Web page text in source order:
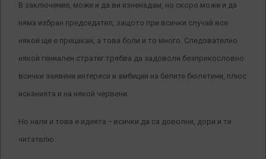
В заключение, може и да ви изненадам, но скоро може и да
няма избран председател, защото при всички случай все
някой ще е прецакан, а това боли и то много. Следователно
някой гениален стратег трябва да задоволи безприкословно
всички заявени интереси и амбиции на белите бюлетини, плюс
исканията и на някой червени.
Но нали и това е идеята –всички да са доволни, дори и ти
читателю.